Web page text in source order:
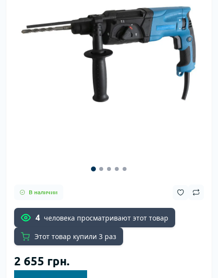
В наличии
4 человека просматривают этот товар
Этот товар купили 3 раз
2 655 грн.